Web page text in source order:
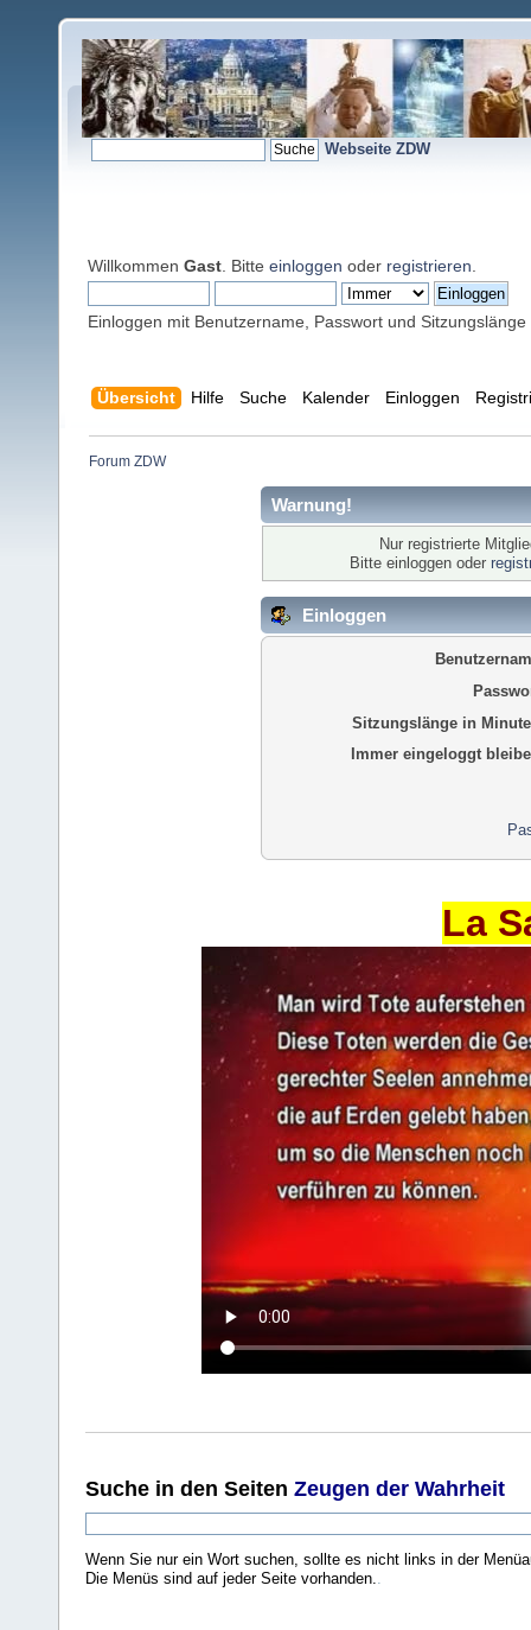
Webseite ZDW
Willkommen Gast . Bitte einloggen oder registrieren
Einloggen mit Benutzername, Passwort und Sitzungslänge
Übersicht Hilfe Suche Kalender Einloggen
Forum ZDW
Warnung!
Nur registrierte
Bitte einloggen oder
Einloggen
Sitzungslänge in
Immer eingeloggt
La
Suche in den Seiten Zeugen der Wahrheit
Wenn Sie nur ein Wort suchen, sollte es nicht links in der
Die Menüs sind auf jeder Seite vorhanden..